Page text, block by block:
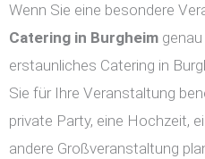
Wenn Sie eine besondere
Catering in Burgheim
erstaunliches Catering in
Sie für Ihre Veranstaltung
private Party, eine Hochzeit,
andere Großveranstaltung